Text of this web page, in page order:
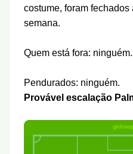
costume, foram
semana.
Quem está fora: ninguém.
Pendurados: ninguém.
Provável escalação